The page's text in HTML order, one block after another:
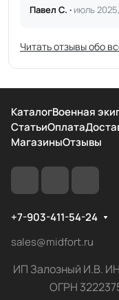
Павел С. · июль
Читать отзывы обо
КаталогВоенная
СтатьиОплата
МагазиныОтзывы
+7-903-411-54-24
sales@midfort.ru
ИП Залозный И.В.
ОГРН